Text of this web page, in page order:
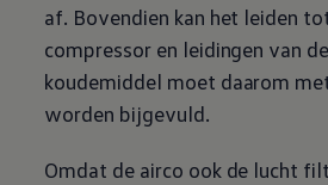
af. Bovendien kan het leiden
compressor en leidingen van
koudemiddel moet daarom
worden bijgevuld.
Omdat de airco ook de lucht